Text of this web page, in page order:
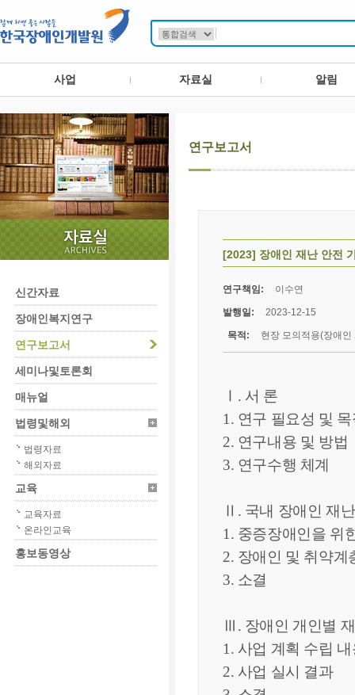
사업 자료실 알림
신간자료
장애인복지연구
연구보고서
세미나및토론회
매뉴얼
법령및해외
법령자료
해외자료
교육
교육자료
온라인교육
홍보동영상
연구보고서
[2023] 장애인 재난 안전
연구책임: 이수연
발행일: 2023-12-15
목적: 현장 모의적용(장애
Ⅰ. 서 론
1. 연구 필요성 및
2. 연구내용 및 방법
3. 연구수행 체계
Ⅱ. 국내 장애인 재
1. 중증장애인을 위
2. 장애인 및 취약
3. 소결
Ⅲ. 장애인 개인별
1. 사업 계획 수립
2. 사업 실시 결과